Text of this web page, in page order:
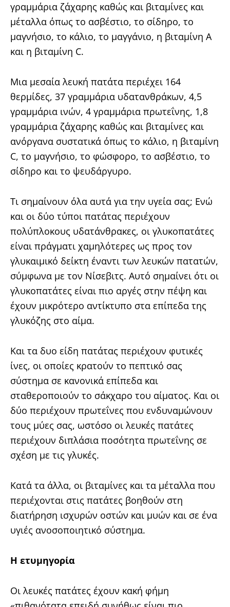
γραμμάρια ζάχαρης καθώς και βιταμίνες και
μέταλλα όπως το ασβέστιο, το σίδηρο, το
μαγνήσιο, το κάλιο, το μαγγάνιο, η βιταμίνη Α
και η βιταμίνη C.
Μια μεσαία λευκή πατάτα περιέχει 164
θερμίδες, 37 γραμμάρια υδατανθράκων, 4,5
γραμμάρια ινών, 4 γραμμάρια πρωτεΐνης, 1,8
γραμμάρια ζάχαρης καθώς και βιταμίνες και
ανόργανα συστατικά όπως το κάλιο, η βιταμίνη
C, το μαγνήσιο, το φώσφορο, το ασβέστιο, το
σίδηρο και το ψευδάργυρο.
Τι σημαίνουν όλα αυτά για την υγεία σας; Ενώ
και οι δύο τύποι πατάτας περιέχουν
πολύπλοκους υδατάνθρακες, οι γλυκοπατάτες
είναι πράγματι χαμηλότερες ως προς τον
γλυκαιμικό δείκτη έναντι των λευκών πατατών,
σύμφωνα με τον Νίσεβιτς. Αυτό σημαίνει ότι οι
γλυκοπατάτες είναι πιο αργές στην πέψη και
έχουν μικρότερο αντίκτυπο στα επίπεδα της
γλυκόζης στο αίμα.
Και τα δυο είδη πατάτας περιέχουν φυτικές
ίνες, οι οποίες κρατούν το πεπτικό σας
σύστημα σε κανονικά επίπεδα και
σταθεροποιούν το σάκχαρο του αίματος. Και οι
δύο περιέχουν πρωτεΐνες που ενδυναμώνουν
τους μύες σας, ωστόσο οι λευκές πατάτες
περιέχουν διπλάσια ποσότητα πρωτεΐνης σε
σχέση με τις γλυκές.
Κατά τα άλλα, οι βιταμίνες και τα μέταλλα που
περιέχονται στις πατάτες βοηθούν στη
διατήρηση ισχυρών οστών και μυών και σε ένα
υγιές ανοσοποιητικό σύστημα.
Η ετυμηγορία
Οι λευκές πατάτες έχουν κακή φήμη